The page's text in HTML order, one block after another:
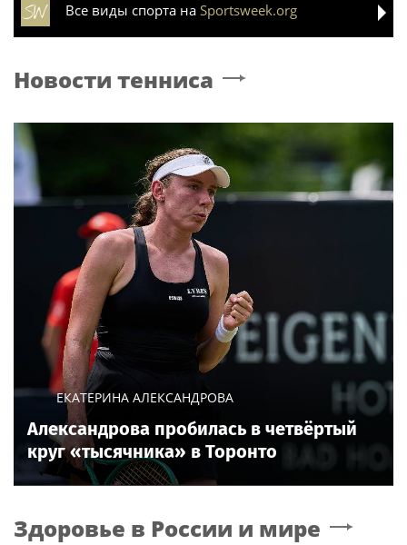
Все виды спорта на Sportsweek.org
Новости тенниса
ЕКАТЕРИНА АЛЕКСАНДРОВА
Александрова пробилась в четвёртый
круг «тысячника» в Торонто
Здоровье в России и мире